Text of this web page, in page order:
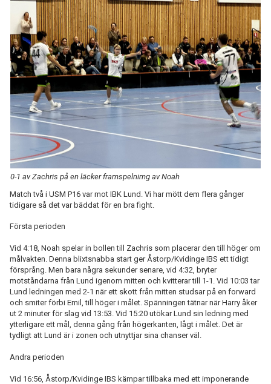
0-1 av Zachris på en läcker framspelnimg av Noah
Match två i USM P16 var mot IBK Lund. Vi har mött dem flera gånger
tidigare så det var bäddat för en bra fight.
Första perioden
Vid 4:18, Noah spelar in bollen till Zachris som placerar den till höger om
målvakten. Denna blixtsnabba start ger Åstorp/Kvidinge IBS ett tidigt
försprång. Men bara några sekunder senare, vid 4:32, bryter
motståndarna från Lund igenom mitten och kvitterar till 1-1. Vid 10:03 tar
Lund ledningen med 2-1 när ett skott från mitten studsar på en forward
och smiter förbi Emil, till höger i målet. Spänningen tätnar när Harry åker
ut 2 minuter för slag vid 13:53. Vid 15:20 utökar Lund sin ledning med
ytterligare ett mål, denna gång från högerkanten, lågt i målet. Det är
tydligt att Lund är i zonen och utnyttjar sina chanser väl.
Andra perioden
Vid 16:56, Åstorp/Kvidinge IBS kämpar tillbaka med ett imponerande